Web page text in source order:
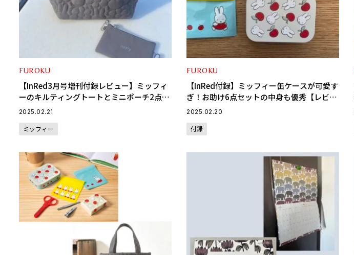
FUROKU
【InRed3月号増刊付録レビュー】ミッフィ
ーのキルティングトートとミニポーチ2点セ
ット
2025.02.21
ミッフィー
FUROKU
【InRed付録】ミッフィー缶ケースが可愛す
ぎ！お助け6点セットの中身も優秀【レビュ
ー】
2025.02.20
付録